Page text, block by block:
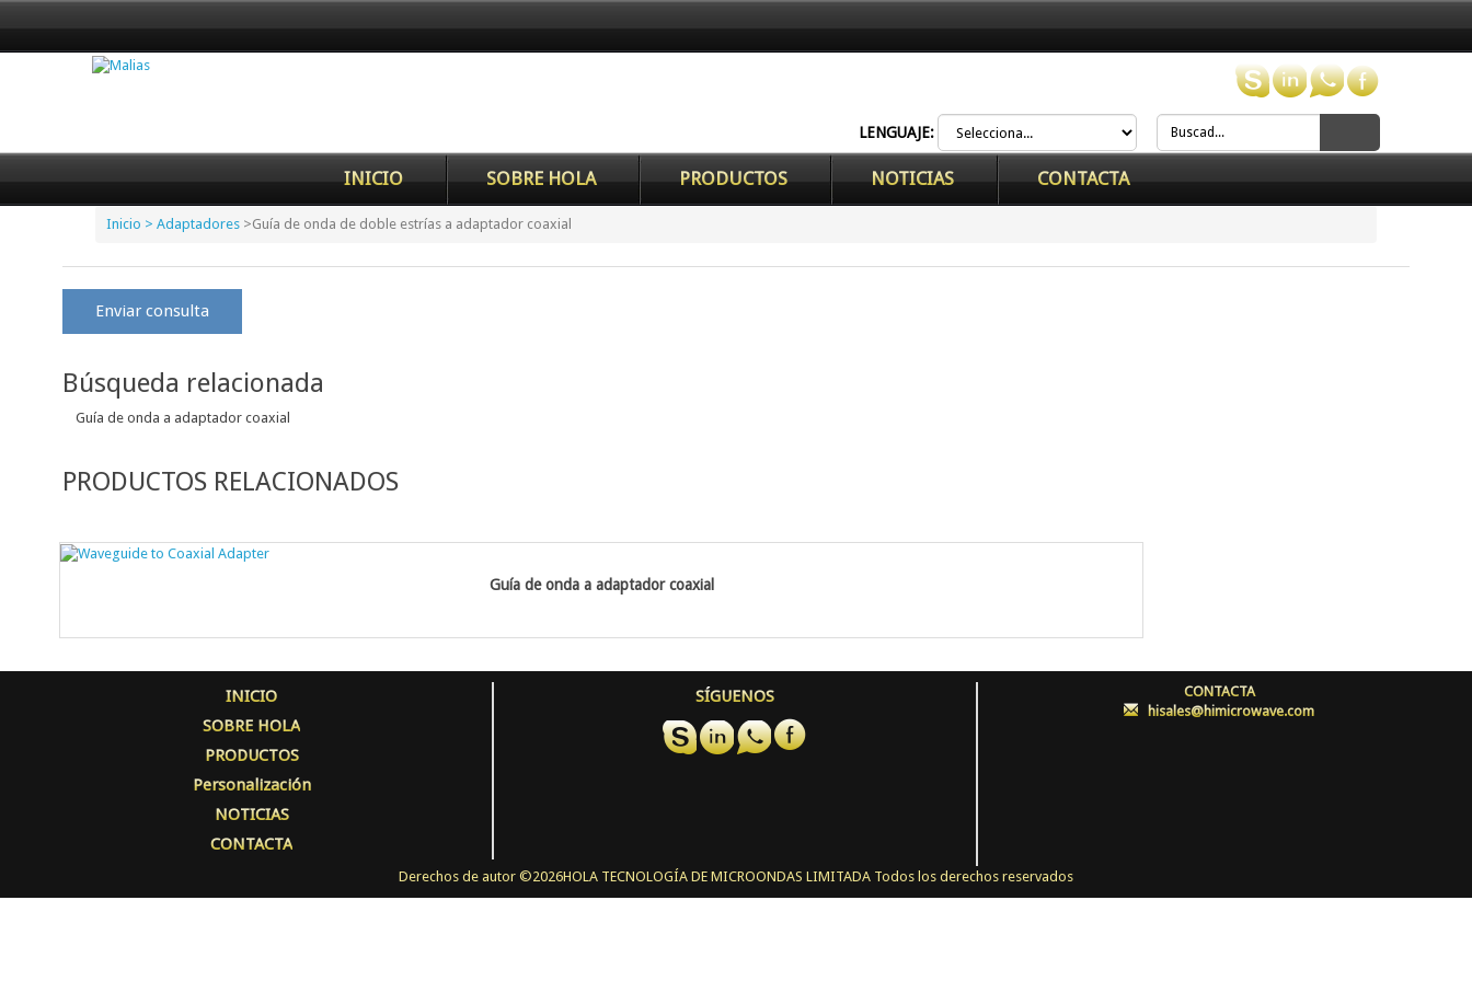
LENGUAJE:
INICIO SOBRE HOLA PRODUCTOS NOTICIAS CONTACTA
Inicio > Adaptadores >Guía de onda de doble estrías a adaptador coaxial
Enviar consulta
Búsqueda relacionada
Guía de onda a adaptador coaxial
PRODUCTOS RELACIONADOS
Guía de onda a adaptador coaxial
INICIO
SOBRE HOLA
PRODUCTOS
Personalización
NOTICIAS
CONTACTA
SÍGUENOS
CONTACTA
:hisales@himicrowave.com
Derechos de autor ©2026HOLA TECNOLOGÍA DE MICROONDAS LIMITADA Todos los derechos reservados